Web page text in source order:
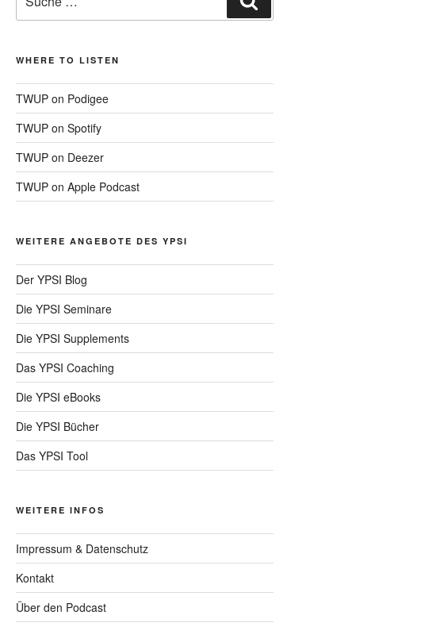
nach:
WHERE TO LISTEN
TWUP on Podigee
TWUP on Spotify
TWUP on Deezer
TWUP on Apple Podcast
WEITERE ANGEBOTE DES YPSI
Der YPSI Blog
Die YPSI Seminare
Die YPSI Supplements
Das YPSI Coaching
Die YPSI eBooks
Die YPSI Bücher
Das YPSI Tool
WEITERE INFOS
Impressum & Datenschutz
Kontakt
Über den Podcast